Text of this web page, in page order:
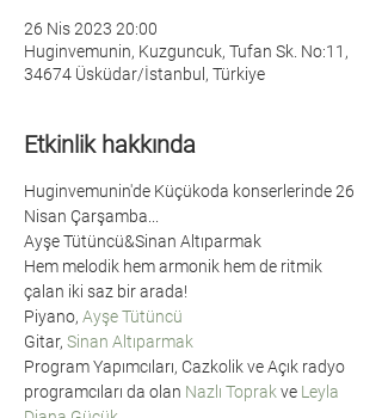
26 Nis 2023 20:00
Huginvemunin, Kuzguncuk, Tufan Sk. No:11,
34674 Üsküdar/İstanbul, Türkiye
Etkinlik hakkında
Huginvemunin'de Küçükoda konserlerinde 26
Nisan Çarşamba...
Ayşe Tütüncü&Sinan Altıparmak
Hem melodik hem armonik hem de ritmik
çalan iki saz bir arada!
Piyano, Ayşe Tütüncü
Gitar, Sinan Altıparmak
Program Yapımcıları, Cazkolik ve Açık radyo
programcıları da olan Nazlı Toprak ve Leyla